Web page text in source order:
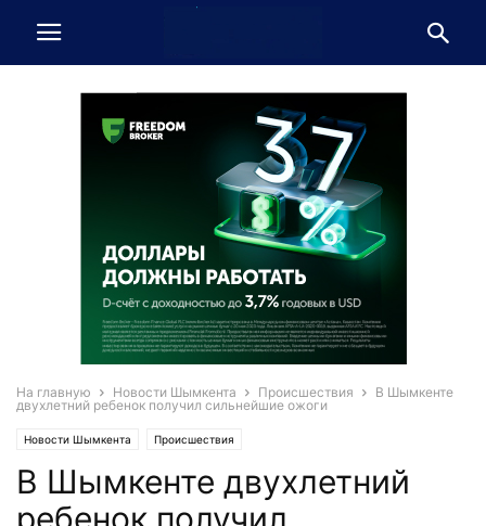
На главную Новости Шымкента Происшествия
В Шымкенте
двухлетний ребенок получил сильнейшие ожоги
Новости Шымкента Происшествия
В Шымкенте двухлетний